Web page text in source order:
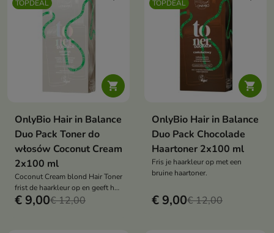
TOPDEAL

OnlyBio Hair in Balance
Duo Pack Toner do
włosów Coconut Cream
2x100 ml
Coconut Cream blond Hair Toner
frist de haarkleur op en geeft het
haar een lichte,
€ 9,00€ 12,00
TOPDEAL

OnlyBio Hair in Balance
Duo Pack Chocolade
Haartoner 2x100 ml
Fris je haarkleur op met een
bruine haartoner.
€ 9,00€ 12,00